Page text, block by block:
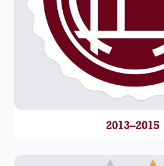
2013–2015